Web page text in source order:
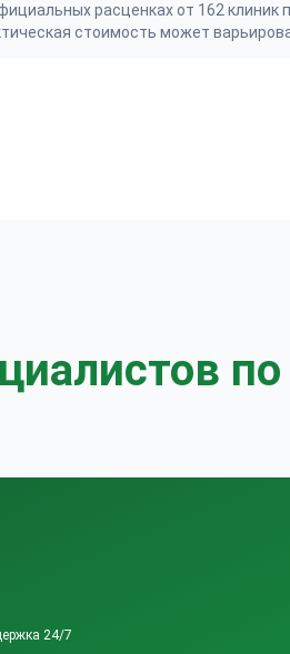
расценках от 162 клиник
стоимость может
по
24/7